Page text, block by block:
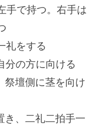
手で持つ。右手は
礼をする
分の方に向ける
祭壇側に茎を向け
き、二礼二拍手一